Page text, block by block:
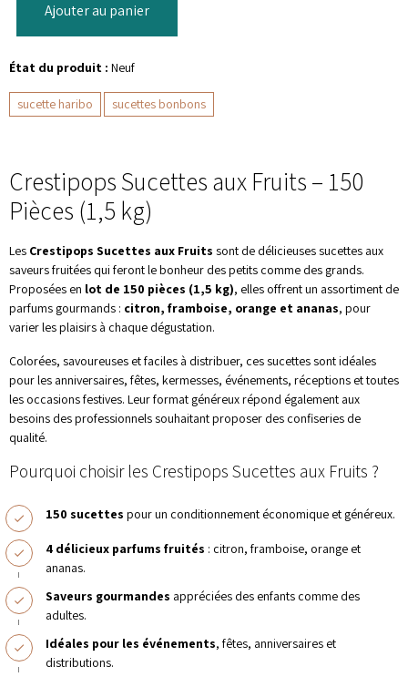
Ajouter au panier
État du produit : Neuf
sucette haribo sucettes bonbons
Crestipops Sucettes aux Fruits – 150
Pièces (1,5 kg)
Les Crestipops Sucettes aux Fruits sont de délicieuses sucettes aux
saveurs fruitées qui feront le bonheur des petits comme des grands.
Proposées en lot de 150 pièces (1,5 kg), elles offrent un assortiment de
parfums gourmands : citron, framboise, orange et ananas, pour
varier les plaisirs à chaque dégustation.
Colorées, savoureuses et faciles à distribuer, ces sucettes sont idéales
pour les anniversaires, fêtes, kermesses, événements, réceptions et toutes
les occasions festives. Leur format généreux répond également aux
besoins des professionnels souhaitant proposer des confiseries de
qualité.
Pourquoi choisir les Crestipops Sucettes aux Fruits ?
150 sucettes pour un conditionnement économique et généreux.
4 délicieux parfums fruités : citron, framboise, orange et
ananas.
Saveurs gourmandes appréciées des enfants comme des
adultes.
Idéales pour les événements, fêtes, anniversaires et
distributions.